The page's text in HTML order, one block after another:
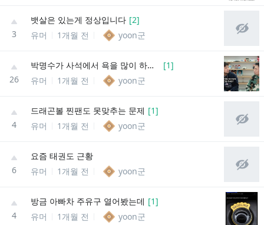
3
뱃살은 있는게 정상입니다 [2]
유머
1개월 전 yoon군
26
박명수가 사석에서 욕을 많이 하는 이유 [1]
유머
1개월 전 yoon군
4
드래곤볼 찐팬도 못맞추는 문제 [1]
유머
1개월 전 yoon군
6
요즘 태권도 근황
유머
1개월 전 yoon군
4
방금 아빠차 주유구 열어봤는데 [1]
유머
1개월 전 yoon군